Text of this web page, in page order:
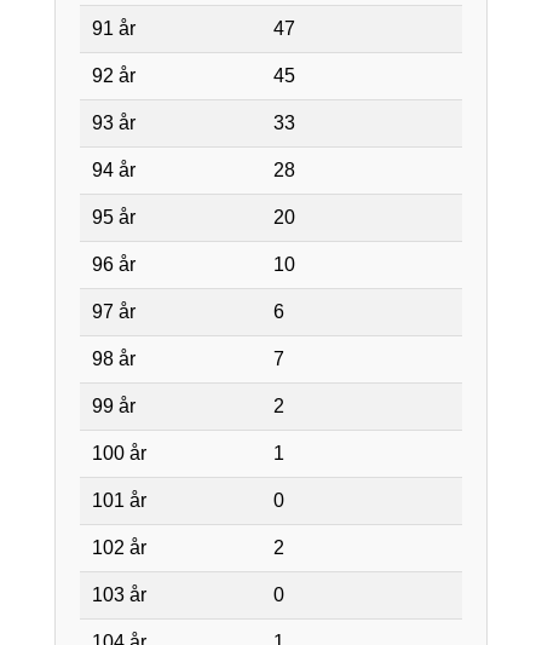
91 år 47
92 år 45
93 år 33
94 år 28
95 år 20
96 år 10
97 år 6
98 år 7
99 år 2
100 år 1
101 år 0
102 år 2
103 år 0